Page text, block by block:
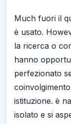
Much fuori il
è usato.
la ricerca o
hanno
perfezionato
istituzione. è
isolato e si